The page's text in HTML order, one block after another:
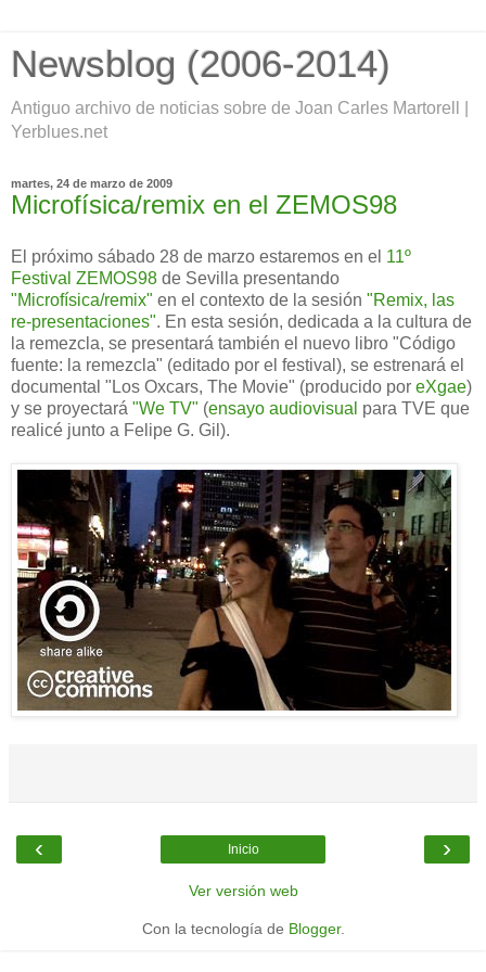
Newsblog (2006-2014)
Antiguo archivo de noticias sobre de Joan Carles Martorell |
Yerblues.net
martes, 24 de marzo de 2009
Microfísica/remix en el ZEMOS98
El próximo sábado 28 de marzo estaremos en el 11º
Festival ZEMOS98 de Sevilla presentando
"Microfísica/remix" en el contexto de la sesión "Remix, las
re-presentaciones". En esta sesión, dedicada a la cultura de
la remezcla, se presentará también el nuevo libro "Código
fuente: la remezcla" (editado por el festival), se estrenará el
documental "Los Oxcars, The Movie" (producido por eXgae)
y se proyectará "We TV" (ensayo audiovisual para TVE que
realicé junto a Felipe G. Gil).
‹ ›
Inicio
Ver versión web
Con la tecnología de Blogger.